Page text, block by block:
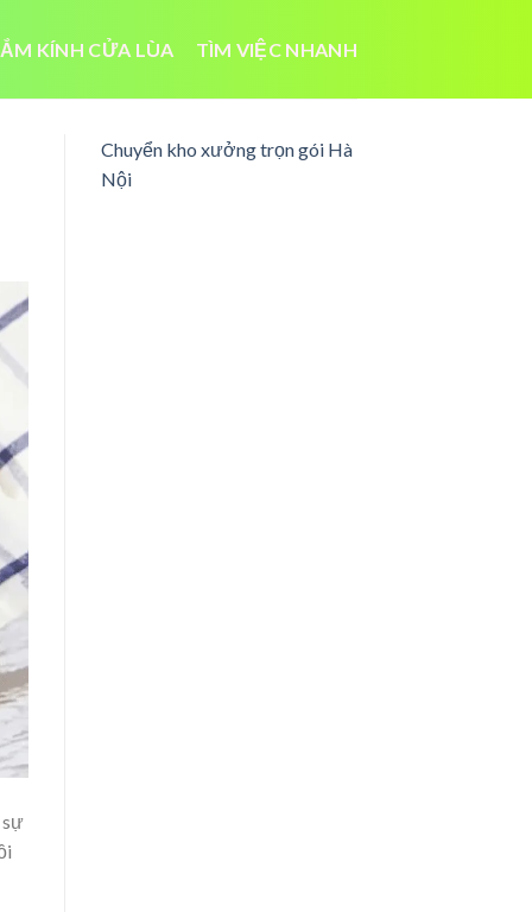
KÍNH CỬA LÙA TÌM VIỆC NHANH
sự
Chuyển kho xưởng trọn gói Hà
Nội